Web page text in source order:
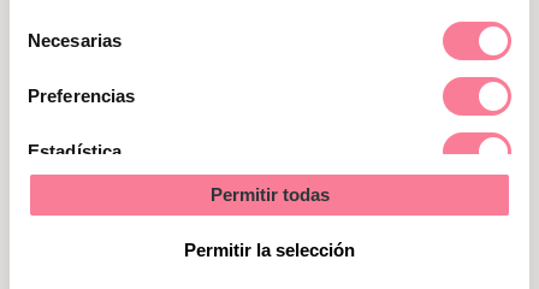
Necesarias
Preferencias
Estadística
Permitir todas
Permitir la selección